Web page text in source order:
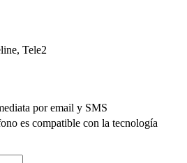
Tele2
por email y SMS
es compatible con la tecnología